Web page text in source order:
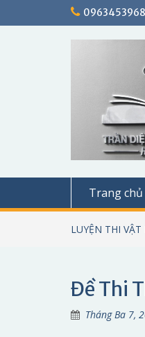
0963453968
Trang chủ
LUYỆN THI VẬT
Đề Thi
Tháng Ba 7,